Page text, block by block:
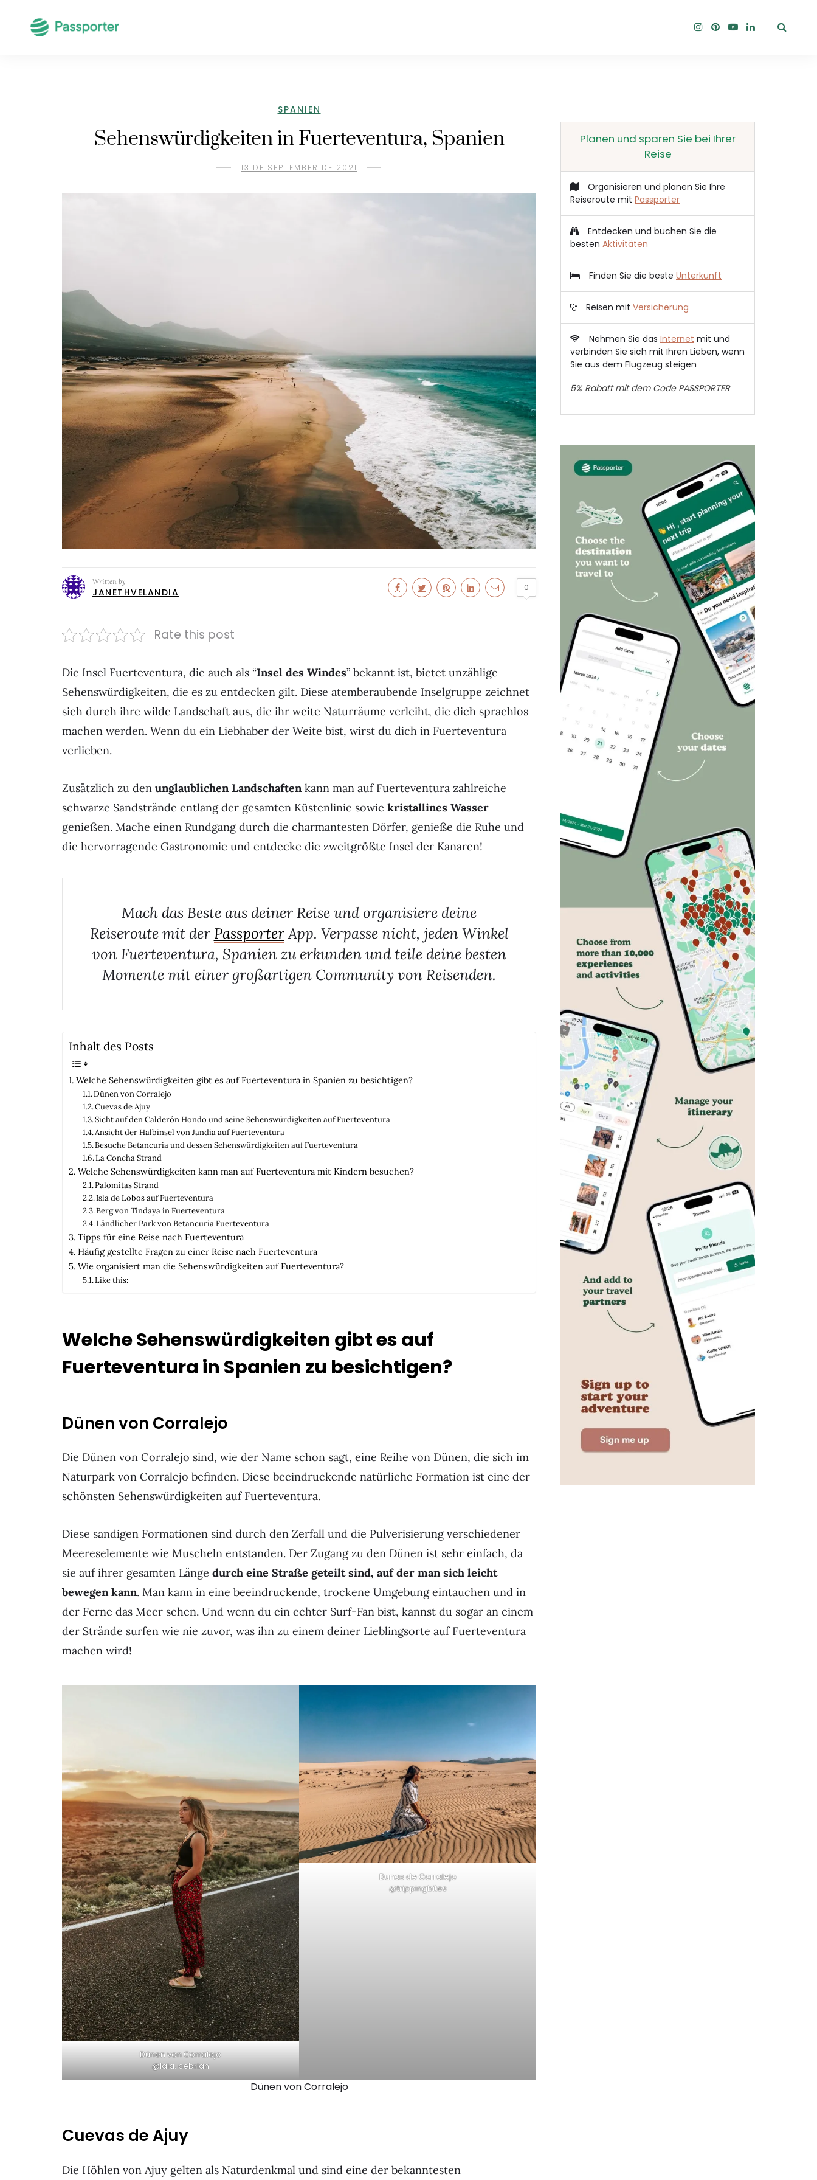
SPANIEN
Sehenswürdigkeiten in Fuerteventura, Spanien
13 DE SEPTEMBER DE 2021
Written by
JANETHVELANDIA 0
Rate this post
Die Insel Fuerteventura, die auch als “Insel des Windes” bekannt ist, bietet unzählige
Sehenswürdigkeiten, die es zu entdecken gilt. Diese atemberaubende Inselgruppe zeichnet
sich durch ihre wilde Landschaft aus, die ihr weite Naturräume verleiht, die dich sprachlos
machen werden. Wenn du ein Liebhaber der Weite bist, wirst du dich in Fuerteventura
verlieben.
Zusätzlich zu den unglaublichen Landschaftenkann man auf Fuerteventura zahlreiche
schwarze Sandstrände entlang der gesamten Küstenlinie sowie kristallines Wasser
genießen. Mache einen Rundgang durch die charmantesten Dörfer, genieße die Ruhe und
die hervorragende Gastronomie und entdecke die zweitgrößte Insel der Kanaren!
Mach das Beste aus deiner Reise und organisiere deine
Reiseroute mit der PassporterApp. Verpasse nicht, jeden Winkel
von Fuerteventura, Spanien zu erkunden und teile deine besten
Momente mit einer großartigen Community von Reisenden.
Inhalt des Posts
Welche Sehenswürdigkeiten gibt es auf Fuerteventura in Spanien zu besichtigen?
Dünen von Corralejo
Cuevas de Ajuy
Sicht auf den Calderón Hondo und seine Sehenswürdigkeiten auf Fuerteventura
Ansicht der Halbinsel von Jandia auf Fuerteventura
Besuche Betancuria und dessen Sehenswürdigkeiten auf Fuerteventura
La Concha Strand
Welche Sehenswürdigkeiten kann man auf Fuerteventura mit Kindern besuchen?
Palomitas Strand
Isla de Lobos auf Fuerteventura
Berg von Tindaya in Fuerteventura
Ländlicher Park von Betancuria Fuerteventura
Tipps für eine Reise nach Fuerteventura
Häufig gestellte Fragen zu einer Reise nach Fuerteventura
Wie organisiert man die Sehenswürdigkeiten auf Fuerteventura?
Like this:
Welche Sehenswürdigkeiten gibt es auf
Fuerteventura in Spanien zu besichtigen?
Dünen von Corralejo
Die Dünen von Corralejo sind, wie der Name schon sagt, eine Reihe von Dünen, die sich im
Naturpark von Corralejo befinden. Diese beeindruckende natürliche Formation ist eine der
schönsten Sehenswürdigkeiten auf Fuerteventura.
Diese sandigen Formationen sind durch den Zerfall und die Pulverisierung verschiedener
Meereselemente wie Muscheln entstanden. Der Zugang zu den Dünen ist sehr einfach, da
sie auf ihrer gesamten Länge durch eine Straße geteilt sind, auf der man sich leicht
bewegen kann. Man kann in eine beeindruckende, trockene Umgebung eintauchen und in
der Ferne das Meer sehen. Und wenn du ein echter Surf-Fan bist, kannst du sogar an einem
der Strände surfen wie nie zuvor, was ihn zu einem deiner Lieblingsorte auf Fuerteventura
machen wird!
Dünen von Corralejo
@laia. cebrian
Dunas de Corralejo
@trippingbites
Dünen von Corralejo
Cuevas de Ajuy
Die Höhlen von Ajuy gelten als Naturdenkmal und sind eine der bekanntesten
Planen und sparen Sie bei Ihrer
Reise
Organisieren und planen Sie Ihre
Reiseroute mit Passporter
Entdecken und buchen Sie die
besten Aktivitäten
Finden Sie die beste Unterkunft
Reisen mit Versicherung
Nehmen Sie das Internet mit und
verbinden Sie sich mit Ihren Lieben, wenn
Sie aus dem Flugzeug steigen
5% Rabatt mit dem Code PASSPORTER